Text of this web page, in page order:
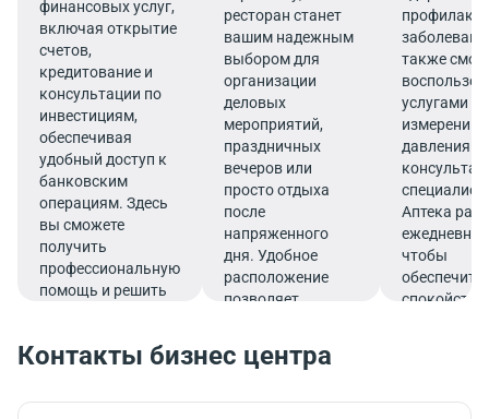
финансовых услуг,
включая открытие
счетов,
кредитование и
консультации по
инвестициям,
обеспечивая
удобный доступ к
банковским
операциям. Здесь
вы сможете
получить
профессиональную
помощь и решить
комфортной
ресторан станет
вашим надежным
выбором для
организации
деловых
мероприятий,
праздничных
вечеров или
просто отдыха
после
напряженного
дня. Удобное
расположение
позволяет
удовольствие с
рабочим
также
услугами по
измерению
давления
Аптека
ежедневно,
чтобы
Контакты бизнес центра